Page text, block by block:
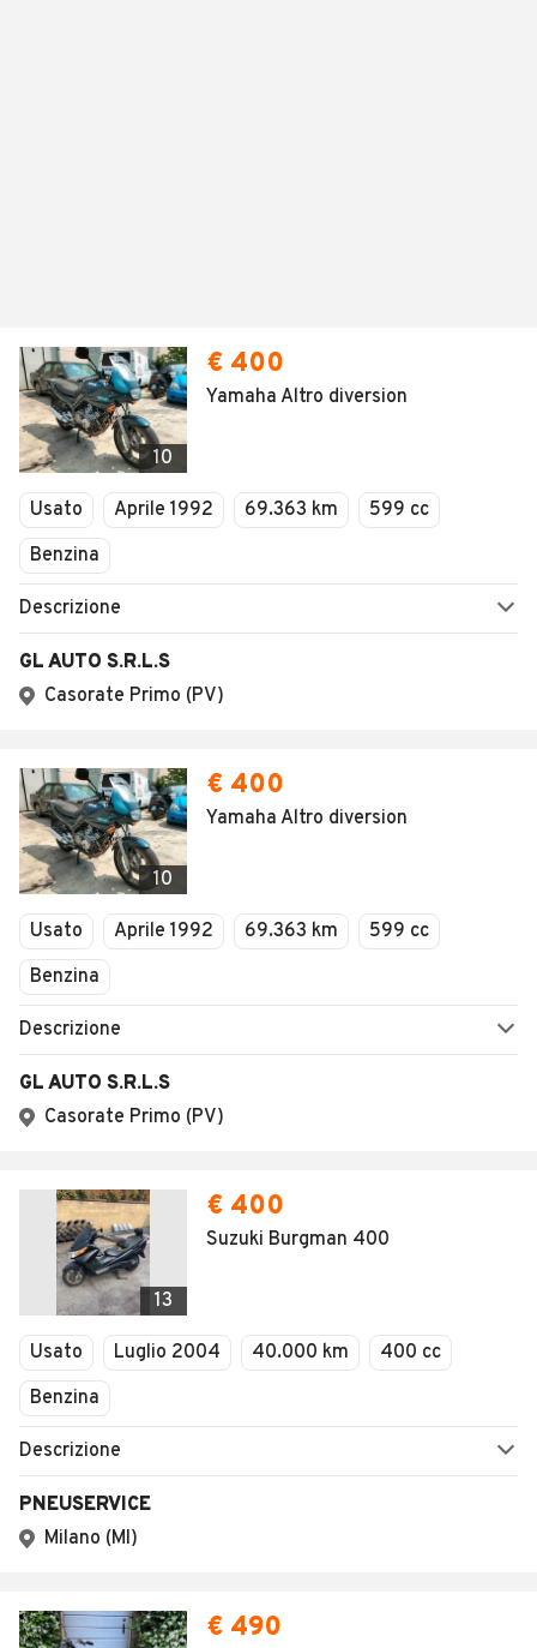
10
€ 400
Yamaha Altro diversion
Usato Aprile 1992 69.363 km
599 cc
Benzina
Descrizione
GL AUTO S.R.L.S
Casorate Primo (PV)
10
€ 400
Yamaha Altro diversion
Usato Aprile 1992 69.363 km
599 cc
Benzina
Descrizione
GL AUTO S.R.L.S
Casorate Primo (PV)
13
€ 400
Suzuki Burgman 400
Usato Luglio 2004 40.000 km
400 cc
Benzina
Descrizione
PNEUSERVICE
Milano (MI)
€ 490